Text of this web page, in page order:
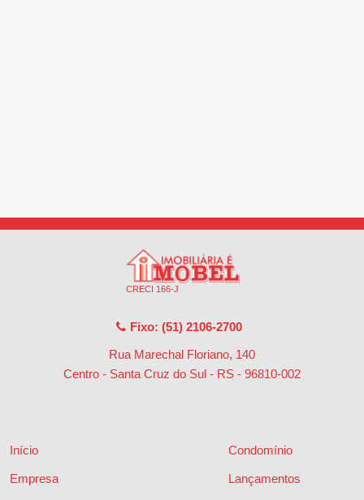
CRECI 166-J
Fixo: (51) 2106-2700
Rua Marechal Floriano, 140
Centro - Santa Cruz do Sul - RS - 96810-002
Início
Empresa
Condomínio
Lançamentos